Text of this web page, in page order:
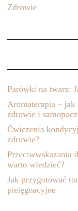
Zdrowie
Parówki na twarz:
Aromaterapia – jak
zdrowie i
Ćwiczenia
zdrowie?
Przeciwwskazania
warto wiedzieć?
Jak przygotować
pielęgnacyjne